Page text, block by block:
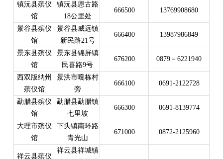
镇沅县殡仪
馆
镇沅县恩古路
18公里处
666500 13769908680
景谷县殡仪
馆
景谷县威远镇
新民路21号
666400 13987986849
景东县殡仪
馆
景东县锦屏镇
民喜路9号
676200 0879－6221940
西双版纳州
殡仪馆
景洪市嘎栋村
旁
666100 0691-2122728
勐腊县殡仪
馆
勐腊县勐腊镇
七里坡
666300 0691-8139774
大理市殡仪
馆
下头镇南环路
青光山
671000 0872-2125960
祥云县殡仪
祥云县祥城镇